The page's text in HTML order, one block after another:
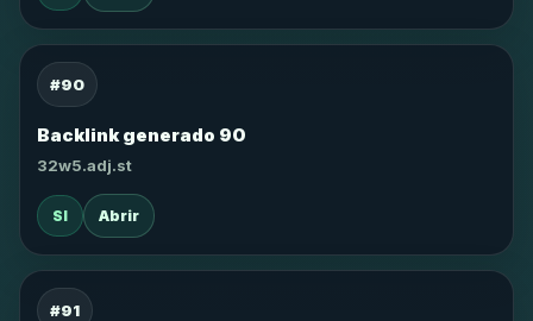
#90
Backlink generado 90
32w5.adj.st
SI Abrir
#91